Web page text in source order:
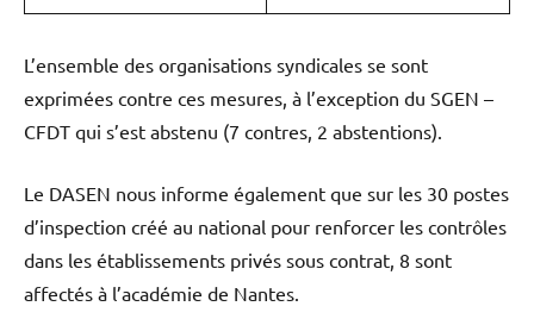
L’ensemble des organisations syndicales se sont
exprimées contre ces mesures, à l’exception du SGEN –
CFDT qui s’est abstenu (7 contres, 2 abstentions).
Le DASEN nous informe également que sur les 30 postes
d’inspection créé au national pour renforcer les contrôles
dans les établissements privés sous contrat, 8 sont
affectés à l’académie de Nantes.